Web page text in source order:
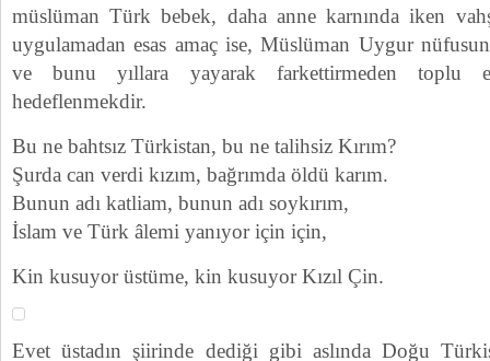
müslüman Türk bebek, daha anne karnında iken
uygulamadan esas amaç ise, Müslüman Uygur
ve bunu yıllara yayarak farkettirmeden toplu
hedeflenmekdir.
Bu ne bahtsız Türkistan, bu ne talihsiz Kırım?
Şurda can verdi kızım, bağrımda öldü karım.
Bunun adı katliam, bunun adı soykırım,
İslam ve Türk âlemi yanıyor için için,
Kin kusuyor üstüme, kin kusuyor Kızıl Çin.
Evet üstadın şiirinde dediği gibi aslında Doğu